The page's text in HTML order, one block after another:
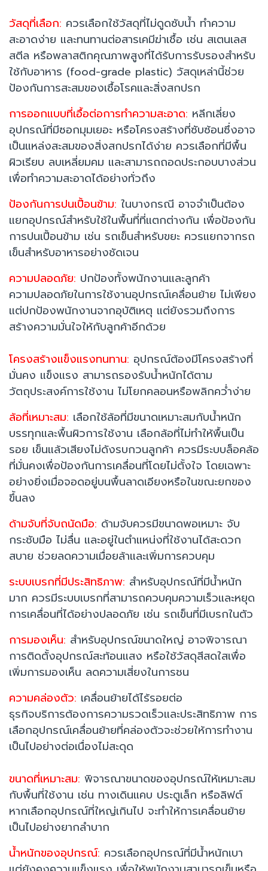
วัสดุที่เลือก: ควรเลือกใช้วัสดุที่ไม่ดูดซับน้ำ ทำความ
สะอาดง่าย และทนทานต่อสารเคมีฆ่าเชื้อ เช่น สเตนเลส
สตีล หรือพลาสติกคุณภาพสูงที่ได้รับการรับรองสำหรับ
ใช้กับอาหาร (food-grade plastic) วัสดุเหล่านี้ช่วย
ป้องกันการสะสมของเชื้อโรคและสิ่งสกปรก
การออกแบบที่เอื้อต่อการทำความสะอาด: หลีกเลี่ยง
อุปกรณ์ที่มีซอกมุมเยอะ หรือโครงสร้างที่ซับซ้อนซึ่งอาจ
เป็นแหล่งสะสมของสิ่งสกปรกได้ง่าย ควรเลือกที่มีพื้น
ผิวเรียบ ลบเหลี่ยมคม และสามารถถอดประกอบบางส่วน
เพื่อทำความสะอาดได้อย่างทั่วถึง
ป้องกันการปนเปื้อนข้าม: ในบางกรณี อาจจำเป็นต้อง
แยกอุปกรณ์สำหรับใช้ในพื้นที่ที่แตกต่างกัน เพื่อป้องกัน
การปนเปื้อนข้าม เช่น รถเข็นสำหรับขยะ ควรแยกจากรถ
เข็นสำหรับอาหารอย่างชัดเจน
ความปลอดภัย: ปกป้องทั้งพนักงานและลูกค้า
ความปลอดภัยในการใช้งานอุปกรณ์เคลื่อนย้าย ไม่เพียง
แต่ปกป้องพนักงานจากอุบัติเหตุ แต่ยังรวมถึงการ
สร้างความมั่นใจให้กับลูกค้าอีกด้วย
โครงสร้างแข็งแรงทนทาน: อุปกรณ์ต้องมีโครงสร้างที่
มั่นคง แข็งแรง สามารถรองรับน้ำหนักได้ตาม
วัตถุประสงค์การใช้งาน ไม่โยกคลอนหรือพลิกคว่ำง่าย
ล้อที่เหมาะสม: เลือกใช้ล้อที่มีขนาดเหมาะสมกับน้ำหนัก
บรรทุกและพื้นผิวการใช้งาน เลือกล้อที่ไม่ทำให้พื้นเป็น
รอย เข็นแล้วเสียงไม่ดังรบกวนลูกค้า ควรมีระบบล็อคล้อ
ที่มั่นคงเพื่อป้องกันการเคลื่อนที่โดยไม่ตั้งใจ โดยเฉพาะ
อย่างยิ่งเมื่อจอดอยู่บนพื้นลาดเอียงหรือในขณะยกของ
ขึ้นลง
ด้ามจับที่จับถนัดมือ: ด้ามจับควรมีขนาดพอเหมาะ จับ
กระชับมือ ไม่ลื่น และอยู่ในตำแหน่งที่ใช้งานได้สะดวก
สบาย ช่วยลดความเมื่อยล้าและเพิ่มการควบคุม
ระบบเบรกที่มีประสิทธิภาพ: สำหรับอุปกรณ์ที่มีน้ำหนัก
มาก ควรมีระบบเบรกที่สามารถควบคุมความเร็วและหยุด
การเคลื่อนที่ได้อย่างปลอดภัย เช่น รถเข็นที่มีเบรกในตัว
การมองเห็น: สำหรับอุปกรณ์ขนาดใหญ่ อาจพิจารณา
การติดตั้งอุปกรณ์สะท้อนแสง หรือใช้วัสดุสีสดใสเพื่อ
เพิ่มการมองเห็น ลดความเสี่ยงในการชน
ความคล่องตัว: เคลื่อนย้ายได้ไร้รอยต่อ
ธุรกิจบริการต้องการความรวดเร็วและประสิทธิภาพ การ
เลือกอุปกรณ์เคลื่อนย้ายที่คล่องตัวจะช่วยให้การทำงาน
เป็นไปอย่างต่อเนื่องไม่สะดุด
ขนาดที่เหมาะสม: พิจารณาขนาดของอุปกรณ์ให้เหมาะสม
กับพื้นที่ใช้งาน เช่น ทางเดินแคบ ประตูเล็ก หรือลิฟต์
หากเลือกอุปกรณ์ที่ใหญ่เกินไป จะทำให้การเคลื่อนย้าย
เป็นไปอย่างยากลำบาก
น้ำหนักของอุปกรณ์: ควรเลือกอุปกรณ์ที่มีน้ำหนักเบา